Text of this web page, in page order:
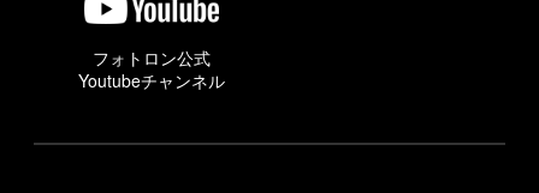
フォトロン公式
Youtubeチャンネル